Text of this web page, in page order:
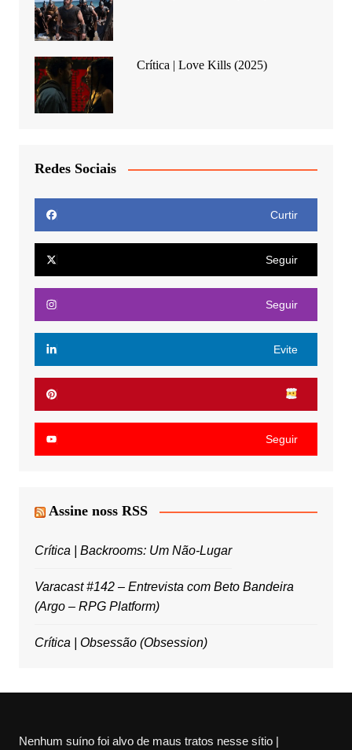
Crítica | Love Kills (2025)
Redes Sociais
Curtir
Seguir
Seguir
Evite
Seguir
Assine noss RSS
Crítica | Backrooms: Um Não-Lugar
Varacast #142 – Entrevista com Beto Bandeira
(Argo – RPG Platform)
Crítica | Obsessão (Obsession)
Nenhum suíno foi alvo de maus tratos nesse sítio |